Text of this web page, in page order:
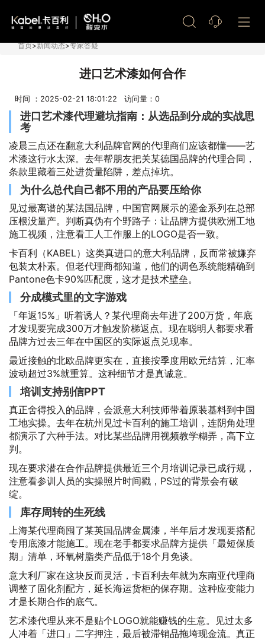
首页>新闻动态>专家答疑
进口艺术漆如何合作
时间 ：2025-02-21 18:01:22 访问量： 0
进口艺术漆代理避坑指南：从选品到分成的实战思
考
凌晨三点还在翻意大利品牌官网的代理商们应该都懂——艺
术漆这行水太深。去年帮朋友把关某德国品牌的代理合同，
条款里藏着三处进货量陷阱，差点掉坑。
为什么总代自己都不用的产品要压给你
见过最离谱的某法国品牌，中国官网展示的鎏金系列在总部
压根没量产。判断真伪有个野路子：让品牌方提供欧洲工地
施工视频，注意看工人工作服上的LOGO是否一致。
卡百利（KABEL）这类真进口的意大利品牌，反而常被嫌弃
包装太朴素。但老代理商都知道，他们的调色系统能精确到
Pantone色卡90%匹配度，这才是技术壁垒。
分成模式里的文字游戏
「年返15%」听着诱人？某代理商去年进了200万货，年底
才发现要完成300万才触发阶梯返点。现在聪明人都要求看
品牌方过去三年在中国区的实际返点兑现率。
最近接触的北欧品牌更实在，直接按季度用欧元结算，汇率
波动超过3%就重算。这种细节才是真诚意。
培训支持别信PPT
真正舍得投入的品牌，会派意大利技师带着原装基料到中国
工地实操。去年在杭州见过卡百利的施工培训，连阴角处理
都演示了六种手法。对比某些品牌用视频教学糊弄，高下立
判。
现在要求潜在合作品牌提供最近三个月培训记录已成行规，
注意看参训人员的实操照片时间戳，PS过的背景会有破
绽。
库存周转的生死线
上海某代理商囤了某英国品牌金属漆，半年后才发现要搭配
专用底漆才能施工。现在老手都要求品牌方提供「最短保质
期」清单，环氧树脂类产品低于18个月免谈。
意大利厂家在这块反而灵活，卡百利去年就为东南亚代理商
调整了固化剂配方，延长海运货柜的保存期。这种应变能力
才是长期合作的底气。
艺术漆代理从来不是贴个LOGO就能赚钱的生意。见过太多
人冲着「进口」二字押注，最后被滞销品拖垮现金流。真正